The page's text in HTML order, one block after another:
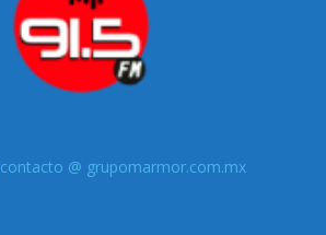
contacto @ grupomarmor.com.mx